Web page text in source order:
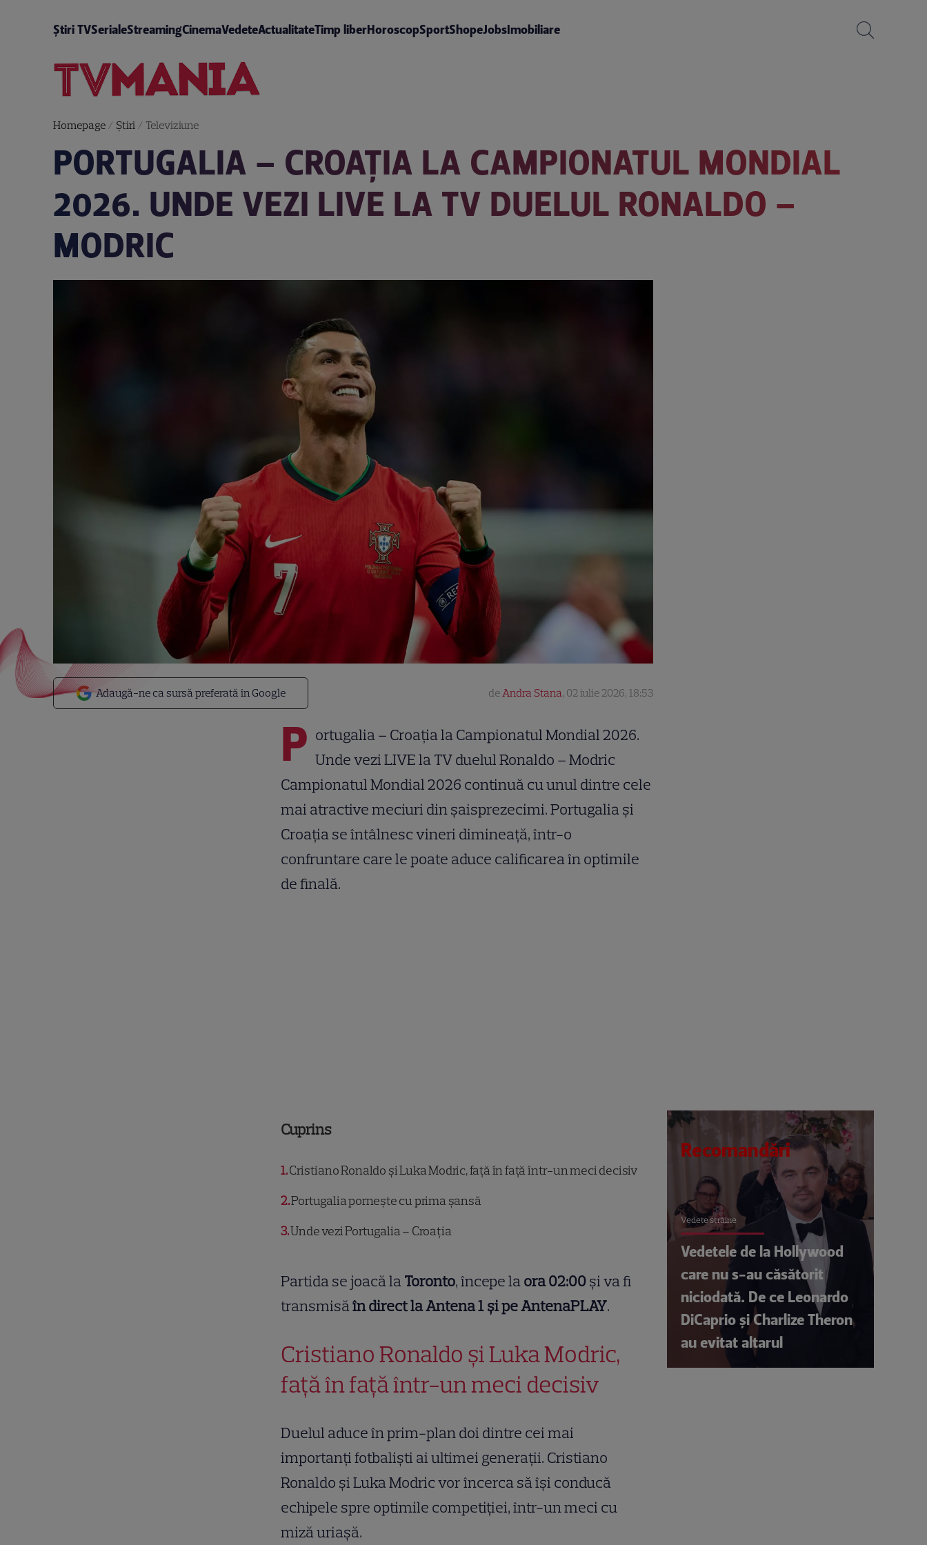
Știri TVSerialeStreamingCinemaVedeteActualitateTimp liberHoroscopSportShopeJobsImobiliare
Homepage/ Știri/ Televiziune
PORTUGALIA – CROAȚIA LA CAMPIONATUL MONDIAL
2026. UNDE VEZI LIVE LA TV DUELUL RONALDO –
MODRIC
Adaugă-ne ca sursă preferată în Google deAndra Stana, 02 iulie 2026, 18:53
P ortugalia – Croația la Campionatul Mondial 2026.
Unde vezi LIVE la TV duelul Ronaldo – Modric
Campionatul Mondial 2026 continuă cu unul dintre cele
mai atractive meciuri din șaisprezecimi. Portugalia și
Croația se întâlnesc vineri dimineață, într-o
confruntare care le poate aduce calificarea în optimile
de finală.
Cuprins
1Cristiano Ronaldo și Luka Modric, față în față într-un meci decisiv
2Portugalia pornește cu prima șansă
3Unde vezi Portugalia – Croația
Partida se joacă laToronto, începe laora 02:00și va fi
transmisăîn direct la Antena 1 și pe AntenaPLAY.
Cristiano Ronaldo și Luka Modric,
față în față într-un meci decisiv
Duelul aduce în prim-plan doi dintre cei mai
importanți fotbaliști ai ultimei generații. Cristiano
Ronaldo și Luka Modric vor încerca să își conducă
echipele spre optimile competiției, într-un meci cu
miză uriașă.
Recomandări
Vedete străine
Vedetele de la Hollywood
care nu s-au căsătorit
niciodată. De ce Leonardo
DiCaprio și Charlize Theron
au evitat altarul